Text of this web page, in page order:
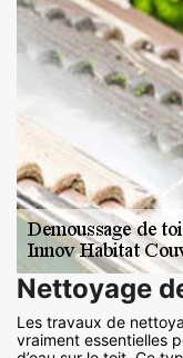
Nettoyage
Les travaux de
vraiment essentielles